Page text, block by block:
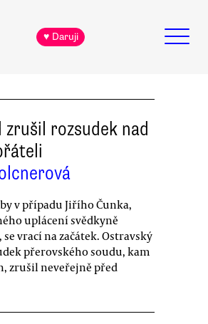
♥ Daruji
zrušil rozsudek nad
v případu Jiřího Čunka,
uplácení svědkyně
vrací na začátek. Ostravský
přerovského soudu, kam
zrušil neveřejně před